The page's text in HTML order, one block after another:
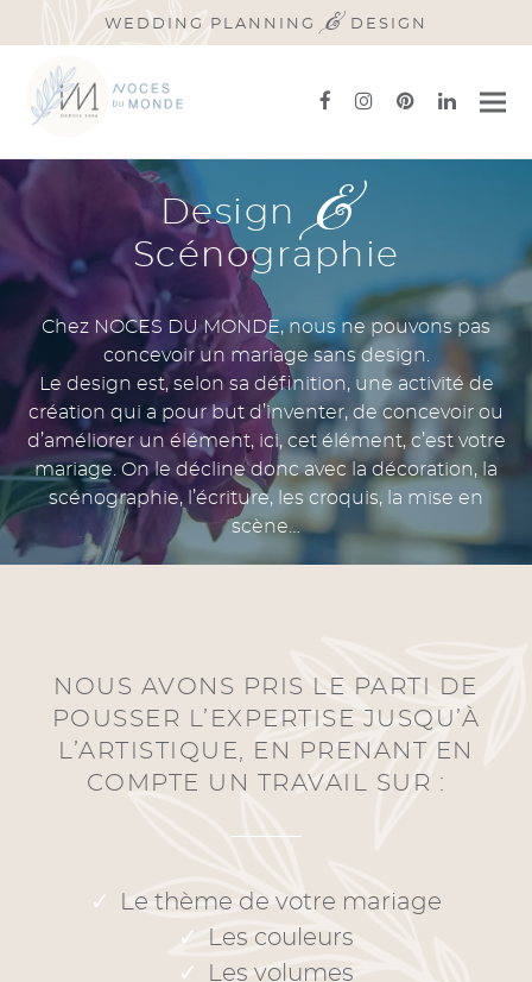
WEDDING PLANNING & DESIGN
facebook
instagram
pinterest
Design &
Scénographie
Chez NOCES DU MONDE, nous ne pouvons pas
concevoir un mariage sans design.
Le design est, selon sa définition, une activité de
création qui a pour but d’inventer, de concevoir ou
d’améliorer un élément, ici, cet élément, c’est votre
mariage. On le décline donc avec la décoration, la
scénographie, l’écriture, les croquis, la mise en
scène…
NOUS AVONS PRIS LE PARTI DE
POUSSER L’EXPERTISE JUSQU’À
L’ARTISTIQUE, EN PRENANT EN
COMPTE UN TRAVAIL SUR :
Le thème de votre mariage
Les couleurs
Les volumes